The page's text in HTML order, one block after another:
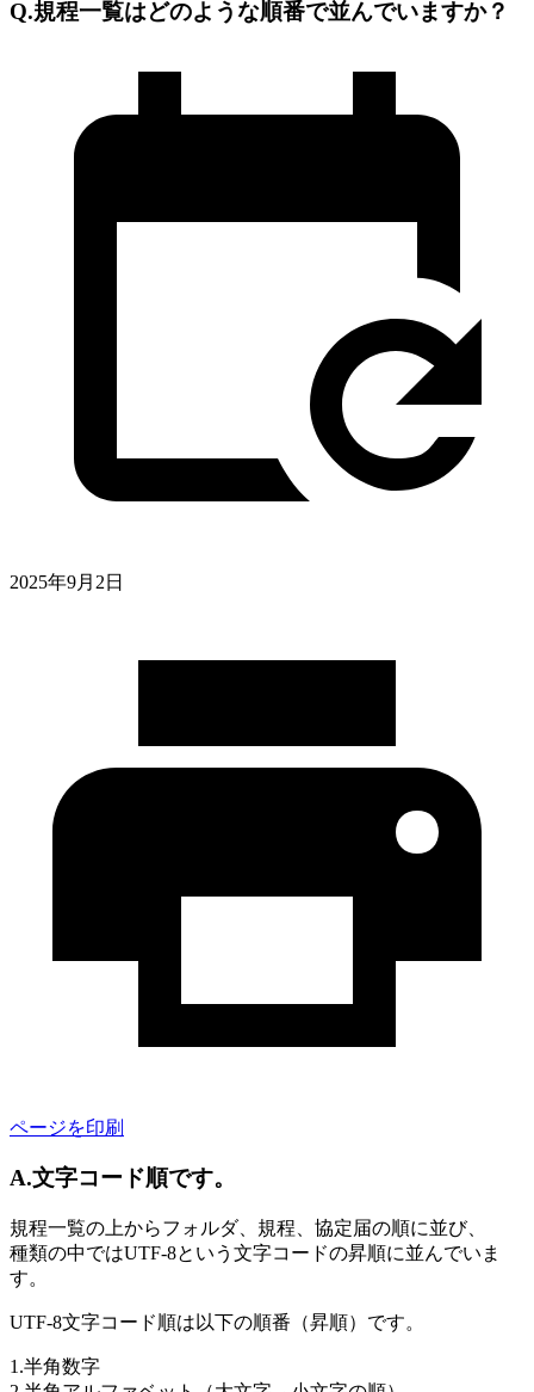
Q.規程一覧はどのような順番で並んでいますか？
2025年9月2日
ページを印刷
A.文字コード順です。
規程一覧の上からフォルダ、規程、協定届の順に並び、
種類の中ではUTF-8という文字コードの昇順に並んでいま
す。
UTF-8文字コード順は以下の順番（昇順）です。
1.半角数字